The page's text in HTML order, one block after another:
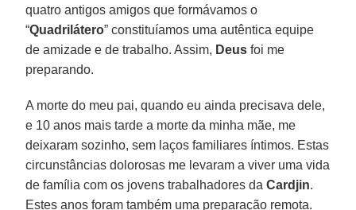
quatro antigos amigos que formávamos o
“Quadrilátero” constituíamos uma autêntica equipe
de amizade e de trabalho. Assim, Deus foi me
preparando.
A morte do meu pai, quando eu ainda precisava dele,
e 10 anos mais tarde a morte da minha mãe, me
deixaram sozinho, sem laços familiares íntimos. Estas
circunstâncias dolorosas me levaram a viver uma vida
de família com os jovens trabalhadores daCardjin.
Estes anos foram também uma preparação remota.